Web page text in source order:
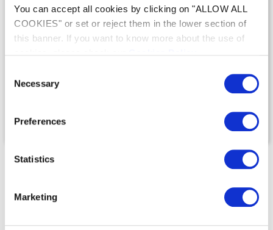
You can accept all cookies by clicking on "ALLOW ALL
COOKIES" or set or reject them in the lower section of
this banner. If you want to know more about the use of
Selection
Necessary
Preferences
Statistics
Marketing
Robotreinigers
VRIJHEID
Robotreinigers
EENVOUD MET TOTALE